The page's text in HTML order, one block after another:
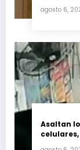
agosto 6,
Asaltan